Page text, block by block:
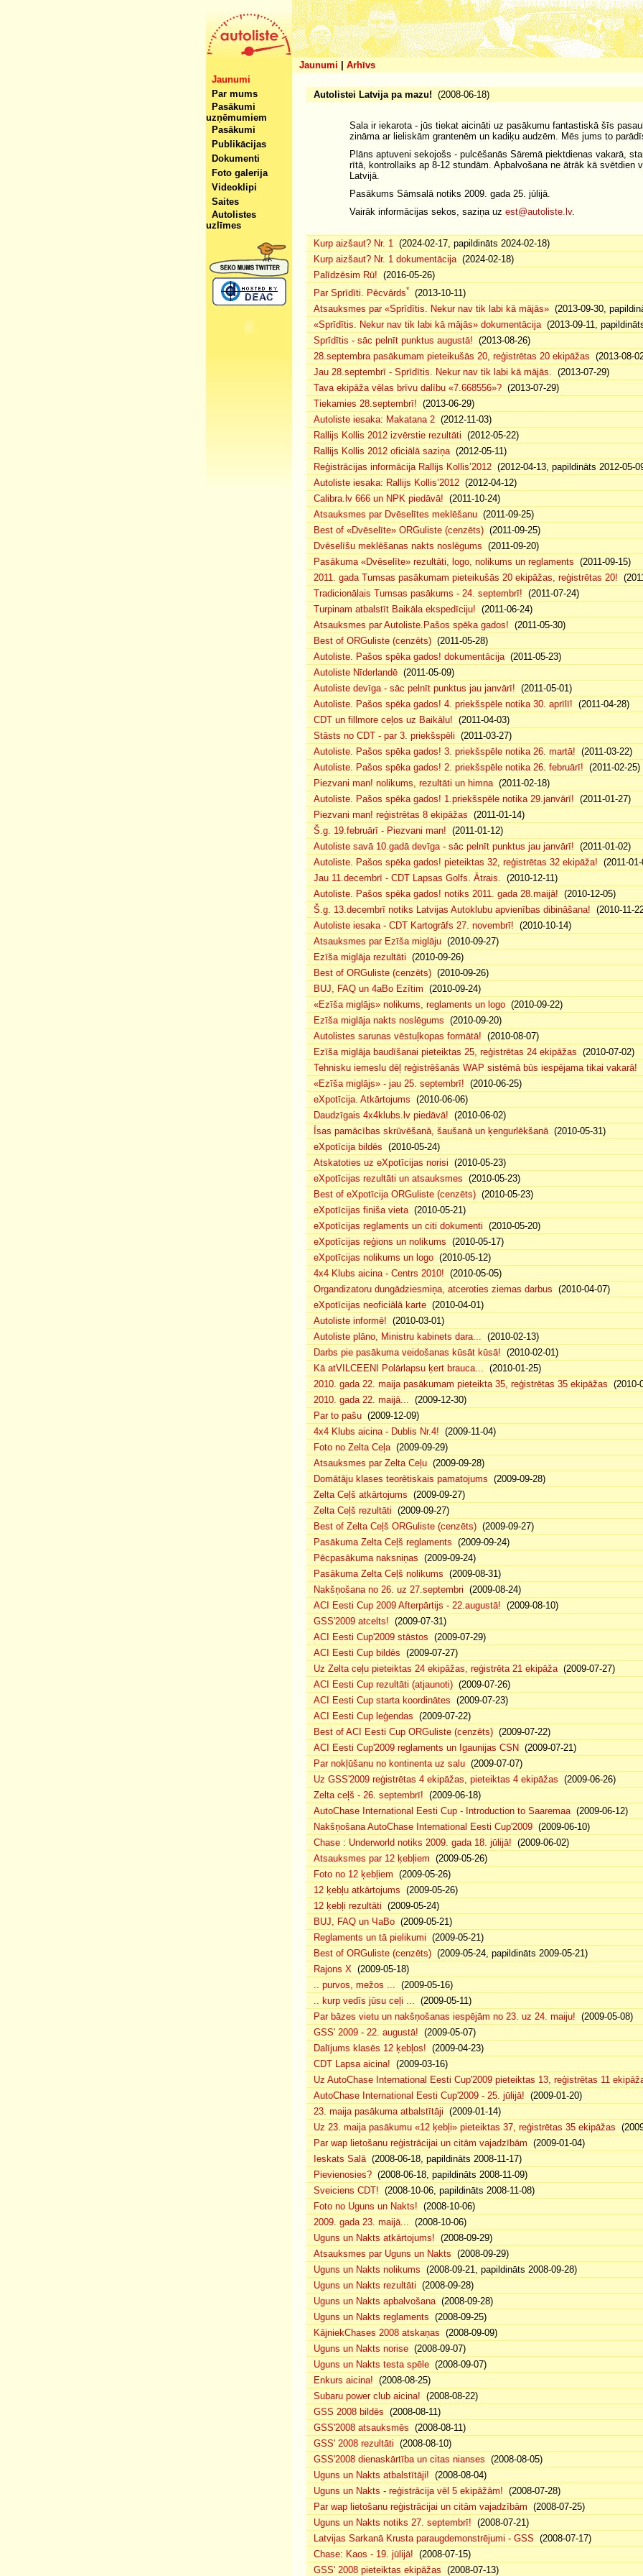
Jaunumi
Arhīvs
Jaunumi
Par mums
Pasākumi
uzņēmumiem
Pasākumi
Publikācijas
Dokumenti
Foto galerija
Videoklipi
Saites
Autolistes
uzlīmes
Autolistei Latvija pa mazu! (2008-06-18)
Sala ir iekarota - jūs tiekat aicināti uz pasākumu fantastiskā šīs
zināma ar lieliskām grantenēm un kadiķu audzēm. Mēs jums to
Plāns aptuveni sekojošs - pulcēšanās Sāremā piektdienas vakarā,
rītā, kontrollaiks ap 8-12 stundām. Apbalvošana ne ātrāk kā svētdien
Latvijā.
Pasākums Sāmsalā notiks 2009. gada 25. jūlijā.
Vairāk informācijas sekos, saziņa uz est@autoliste.lv.
Kurp aizšaut? Nr. 1 (2024-02-17, papildināts 2024-02-18)
Kurp aizšaut? Nr. 1 dokumentācija(2024-02-18)
Palīdzēsim Rū! (2016-05-26)
Par Sprīdīti. Pēcvārds*
(2013-10-11)
Atsauksmes par «Sprīdītis. Nekur nav tik labi kā mājās» (2013-09-30,
«Sprīdītis. Nekur nav tik labi kā mājās» dokumentācija(2013-09-11,
Sprīdītis - sāc pelnīt punktus augustā! (2013-08-26)
28.septembra pasākumam pieteikušās 20, reģistrētas 20 ekipāžas (2013-08-
Jau 28.septembrī - Sprīdītis. Nekur nav tik labi kā mājās. (2013-07-29)
Tava ekipāža vēlas brīvu dalību «7.668556»? (2013-07-29)
Tiekamies 28.septembrī! (2013-06-29)
Autoliste iesaka: Makatana 2 (2012-11-03)
Rallijs Kollis 2012 izvērstie rezultāti (2012-05-22)
Rallijs Kollis 2012 oficiālā saziņa(2012-05-11)
Reģistrācijas informācija Rallijs Kollis’2012 (2012-04-13, papildināts 2012-05-
Autoliste iesaka: Rallijs Kollis’2012 (2012-04-12)
Calibra.lv 666 un NPK piedāvā! (2011-10-24)
Atsauksmes par Dvēselītes meklēšanu (2011-09-25)
Best of «Dvēselīte» ORGuliste (cenzēts) (2011-09-25)
Dvēselīšu meklēšanas nakts noslēgums (2011-09-20)
Pasākuma «Dvēselīte» rezultāti, logo, nolikums un reglaments (2011-09-15)
2011. gada Tumsas pasākumam pieteikušās 20 ekipāžas, reģistrētas 20!
Tradicionālais Tumsas pasākums - 24. septembrī! (2011-07-24)
Turpinam atbalstīt Baikāla ekspedīciju! (2011-06-24)
Atsauksmes par Autoliste.Pašos spēka gados! (2011-05-30)
Best of ORGuliste (cenzēts) (2011-05-28)
Autoliste. Pašos spēka gados! dokumentācija(2011-05-23)
Autoliste Nīderlandē (2011-05-09)
Autoliste devīga - sāc pelnīt punktus jau janvārī! (2011-05-01)
Autoliste. Pašos spēka gados! 4. priekšspēle notika 30. aprīlī! (2011-04-28)
CDT un fillmore ceļos uz Baikālu! (2011-04-03)
Stāsts no CDT - par 3. priekšspēli (2011-03-27)
Autoliste. Pašos spēka gados! 3. priekšspēle notika 26. martā! (2011-03-22)
Autoliste. Pašos spēka gados! 2. priekšspēle notika 26. februārī! (2011-02-25)
Piezvani man! nolikums, rezultāti un himna(2011-02-18)
Autoliste. Pašos spēka gados! 1.priekšspēle notika 29.janvārī! (2011-01-27)
Piezvani man! reģistrētas 8 ekipāžas (2011-01-14)
Š.g. 19.februārī - Piezvani man! (2011-01-12)
Autoliste savā 10.gadā devīga - sāc pelnīt punktus jau janvārī! (2011-01-02)
Autoliste. Pašos spēka gados! pieteiktas 32, reģistrētas 32 ekipāža! (2011-
Jau 11.decembrī - CDT Lapsas Golfs. Ātrais. (2010-12-11)
Autoliste. Pašos spēka gados! notiks 2011. gada 28.maijā! (2010-12-05)
Š.g. 13.decembrī notiks Latvijas Autoklubu apvienības dibināšana! (2010-11-
Autoliste iesaka - CDT Kartogrāfs 27. novembrī! (2010-10-14)
Atsauksmes par Ezīša miglāju (2010-09-27)
Ezīša miglāja rezultāti (2010-09-26)
Best of ORGuliste (cenzēts) (2010-09-26)
BUJ, FAQ un 4aBo Ezītim (2010-09-24)
«Ezīša miglājs» nolikums, reglaments un logo (2010-09-22)
Ezīša miglāja nakts noslēgums (2010-09-20)
Autolistes sarunas vēstuļkopas formātā! (2010-08-07)
Ezīša miglāja baudīšanai pieteiktas 25, reģistrētas 24 ekipāžas (2010-07-02)
Tehnisku iemeslu dēļ reģistrēšanās WAP sistēmā būs iespējama tikai vakarā!
«Ezīša miglājs» - jau 25. septembrī! (2010-06-25)
eXpotīcija. Atkārtojums (2010-06-06)
Daudzīgais 4x4klubs.lv piedāvā! (2010-06-02)
Īsas pamācības skrūvēšanā, šaušanā un ķengurlēkšanā(2010-05-31)
eXpotīcija bildēs (2010-05-24)
Atskatoties uz eXpotīcijas norisi (2010-05-23)
eXpotīcijas rezultāti un atsauksmes (2010-05-23)
Best of eXpotīcija ORGuliste (cenzēts) (2010-05-23)
eXpotīcijas finiša vieta(2010-05-21)
eXpotīcijas reglaments un citi dokumenti (2010-05-20)
eXpotīcijas reģions un nolikums (2010-05-17)
eXpotīcijas nolikums un logo (2010-05-12)
4x4 Klubs aicina - Centrs 2010! (2010-05-05)
Organdizatoru dungādziesmiņa, atceroties ziemas darbus (2010-04-07)
eXpotīcijas neoficiālā karte (2010-04-01)
Autoliste informē! (2010-03-01)
Autoliste plāno, Ministru kabinets dara... (2010-02-13)
Darbs pie pasākuma veidošanas kūsāt kūsā! (2010-02-01)
Kā atVILCEENI Polārlapsu ķert brauca... (2010-01-25)
2010. gada 22. maija pasākumam pieteikta 35, reģistrētas 35 ekipāžas (2010-
2010. gada 22. maijā... (2009-12-30)
Par to pašu (2009-12-09)
4x4 Klubs aicina - Dublis Nr.4! (2009-11-04)
Foto no Zelta Ceļa(2009-09-29)
Atsauksmes par Zelta Ceļu (2009-09-28)
Domātāju klases teorētiskais pamatojums (2009-09-28)
Zelta Ceļš atkārtojums (2009-09-27)
Zelta Ceļš rezultāti (2009-09-27)
Best of Zelta Ceļš ORGuliste (cenzēts) (2009-09-27)
Pasākuma Zelta Ceļš reglaments (2009-09-24)
Pēcpasākuma naksniņas (2009-09-24)
Pasākuma Zelta Ceļš nolikums (2009-08-31)
Nakšņošana no 26. uz 27.septembri (2009-08-24)
ACI Eesti Cup 2009 Afterpārtijs - 22.augustā! (2009-08-10)
GSS'2009 atcelts! (2009-07-31)
ACI Eesti Cup'2009 stāstos (2009-07-29)
ACI Eesti Cup bildēs (2009-07-27)
Uz Zelta ceļu pieteiktas 24 ekipāžas, reģistrēta 21 ekipāža(2009-07-27)
ACI Eesti Cup rezultāti (atjaunoti) (2009-07-26)
ACI Eesti Cup starta koordinātes (2009-07-23)
ACI Eesti Cup leģendas (2009-07-22)
Best of ACI Eesti Cup ORGuliste (cenzēts) (2009-07-22)
ACI Eesti Cup'2009 reglaments un Igaunijas CSN (2009-07-21)
Par nokļūšanu no kontinenta uz salu (2009-07-07)
Uz GSS'2009 reģistrētas 4 ekipāžas, pieteiktas 4 ekipāžas (2009-06-26)
Zelta ceļš - 26. septembrī! (2009-06-18)
AutoChase International Eesti Cup - Introduction to Saaremaa(2009-06-12)
Nakšņošana AutoChase International Eesti Cup'2009 (2009-06-10)
Chase : Underworld notiks 2009. gada 18. jūlijā! (2009-06-02)
Atsauksmes par 12 ķebļiem (2009-05-26)
Foto no 12 ķebļiem (2009-05-26)
12 ķebļu atkārtojums (2009-05-26)
12 ķebļi rezultāti (2009-05-24)
BUJ, FAQ un ЧаВо (2009-05-21)
Reglaments un tā pielikumi (2009-05-21)
Best of ORGuliste (cenzēts) (2009-05-24, papildināts 2009-05-21)
Rajons X (2009-05-18)
.. purvos, mežos ... (2009-05-16)
.. kurp vedīs jūsu ceļi ... (2009-05-11)
Par bāzes vietu un nakšņošanas iespējām no 23. uz 24. maiju! (2009-05-08)
GSS' 2009 - 22. augustā! (2009-05-07)
Dalījums klasēs 12 ķebļos! (2009-04-23)
CDT Lapsa aicina! (2009-03-16)
Uz AutoChase International Eesti Cup'2009 pieteiktas 13, reģistrētas 11
AutoChase International Eesti Cup'2009 - 25. jūlijā! (2009-01-20)
23. maija pasākuma atbalstītāji (2009-01-14)
Uz 23. maija pasākumu «12 ķebļi» pieteiktas 37, reģistrētas 35 ekipāžas
Par wap lietošanu reģistrācijai un citām vajadzībām (2009-01-04)
Ieskats Salā(2008-06-18, papildināts 2008-11-17)
Pievienosies? (2008-06-18, papildināts 2008-11-09)
Sveiciens CDT! (2008-10-06, papildināts 2008-11-08)
Foto no Uguns un Nakts! (2008-10-06)
2009. gada 23. maijā... (2008-10-06)
Uguns un Nakts atkārtojums! (2008-09-29)
Atsauksmes par Uguns un Nakts (2008-09-29)
Uguns un Nakts nolikums (2008-09-21, papildināts 2008-09-28)
Uguns un Nakts rezultāti (2008-09-28)
Uguns un Nakts apbalvošana(2008-09-28)
Uguns un Nakts reglaments (2008-09-25)
KājniekChases 2008 atskaņas (2008-09-09)
Uguns un Nakts norise (2008-09-07)
Uguns un Nakts testa spēle (2008-09-07)
Enkurs aicina! (2008-08-25)
Subaru power club aicina! (2008-08-22)
GSS 2008 bildēs (2008-08-11)
GSS'2008 atsauksmēs (2008-08-11)
GSS' 2008 rezultāti (2008-08-10)
GSS'2008 dienaskārtība un citas nianses (2008-08-05)
Uguns un Nakts atbalstītāji! (2008-08-04)
Uguns un Nakts - reģistrācija vēl 5 ekipāžām! (2008-07-28)
Par wap lietošanu reģistrācijai un citām vajadzībām (2008-07-25)
Uguns un Nakts notiks 27. septembrī! (2008-07-21)
Latvijas Sarkanā Krusta paraugdemonstrējumi - GSS (2008-07-17)
Chase: Kaos - 19. jūlijā! (2008-07-15)
GSS' 2008 pieteiktas ekipāžas (2008-07-13)